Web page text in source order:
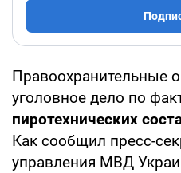
Правоохранительные
уголовное дело по
пиротехнических
Как сообщил пресс-
управления МВД